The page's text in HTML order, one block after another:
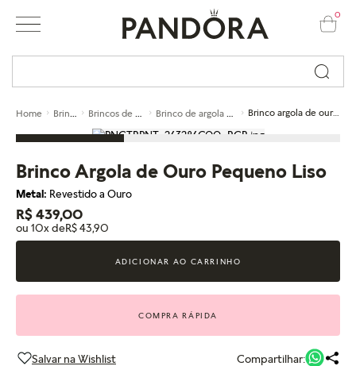
0
Busque por nome ou código...
Home Brinco argola de ouro pequeno liso
Brinco Argola de Ouro Pequeno Liso
Metal: Revestido a Ouro
R$ 439,00
ou 10x deR$ 43,90
ADICIONAR AO CARRINHO
COMPRA RÁPIDA
Compartilhar: